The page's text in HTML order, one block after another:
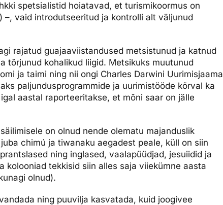
spetsialistid hoiatavad, et turismikoormus on
vaid introdutseeritud ja kontrolli alt väljunud
rajatud guajaaviistandused metsistunud ja katnud
tõrjunud kohalikud liigid. Metsikuks muutunud
ja taimi ning nii ongi Charles Darwini Uurimisjaama
paljundusprogrammide ja uurimistööde kõrval ka
aastal raporteeritakse, et mõni saar on jälle
on olnud nende olematu majanduslik
chimú ja tiwanaku aegadest peale, küll on siin
ning inglased, vaalapüüdjad, jesuiidid ja
kolooniad tekkisid siin alles saja viiekümne aasta
olnud).
ning puuvilja kasvatada, kuid joogivee